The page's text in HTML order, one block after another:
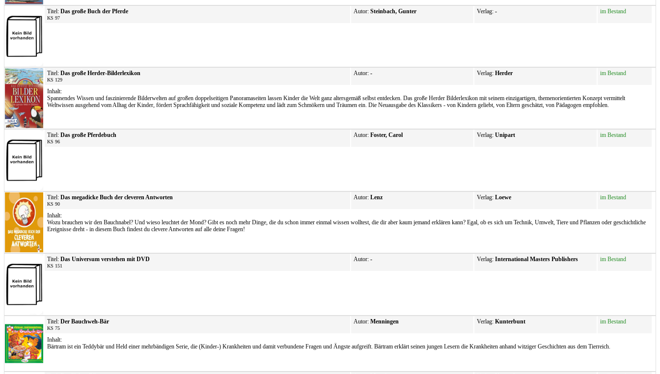
Titel: Das große Buch der Pferde
KS 97
Autor: Steinbach, Gunter Verlag: - im Bestand
Titel: Das große Herder-Bilderlexikon
KS 129
Autor: - Verlag: Herder im Bestand
Inhalt:
Spannendes Wissen und faszinierende Bilderwelten auf großen doppelseitigen Panoramaseiten lassen Kinder die Welt ganz altersgemäß selbst entdecken. Das große Herder Bilderlexikon mit seinem einzigartigen, themenorientierten Konzept vermittelt
Weltwissen ausgehend vom Alltag der Kinder, fördert Sprachfähigkeit und soziale Kompetenz und lädt zum Schmökern und Träumen ein. Die Neuausgabe des Klassikers - von Kindern geliebt, von Eltern geschätzt, von Pädagogen empfohlen.
Titel: Das große Pferdebuch
KS 96
Autor: Foster, Carol Verlag: Unipart im Bestand
Titel: Das megadicke Buch der cleveren Antworten
KS 90
Autor: Lenz Verlag: Loewe im Bestand
Inhalt:
Wozu brauchen wir den Bauchnabel? Und wieso leuchtet der Mond? Gibt es noch mehr Dinge, die du schon immer einmal wissen wolltest, die dir aber kaum jemand erklären kann? Egal, ob es sich um Technik, Umwelt, Tiere und Pflanzen oder geschichtliche
Ereignisse dreht - in diesem Buch findest du clevere Antworten auf alle deine Fragen!
Titel: Das Universum verstehen mit DVD
KS 151
Autor: - Verlag: International Masters Publishers im Bestand
Titel: Der Bauchweh-Bär
KS 75
Autor: Menningen Verlag: Kunterbunt im Bestand
Inhalt:
Bärtram ist ein Teddybär und Held einer mehrbändigen Serie, die (Kinder-) Krankheiten und damit verbundene Fragen und Ängste aufgreift. Bärtram erklärt seinen jungen Lesern die Krankheiten anhand witziger Geschichten aus dem Tierreich.